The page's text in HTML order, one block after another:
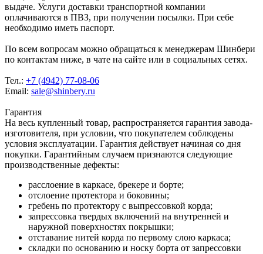
выдаче. Услуги доставки транспортной компании
оплачиваются в ПВЗ, при получении посылки. При себе
необходимо иметь паспорт.
По всем вопросам можно обращаться к менеджерам Шинбери
по контактам ниже, в чате на сайте или в социальных сетях.
Тел.: +7 (4942) 77-08-06
Email: sale@shinbery.ru
Гарантия
На весь купленный товар, распространяется гарантия завода-
изготовителя, при условии, что покупателем соблюдены
условия эксплуатации. Гарантия действует начиная со дня
покупки. Гарантийным случаем признаются следующие
производственные дефекты:
расслоение в каркасе, брекере и борте;
отслоение протектора и боковины;
гребень по протектору с выпрессовкой корда;
запрессовка твердых включений на внутренней и
наружной поверхностях покрышки;
отставание нитей корда по первому слою каркаса;
складки по основанию и носку борта от запрессовки